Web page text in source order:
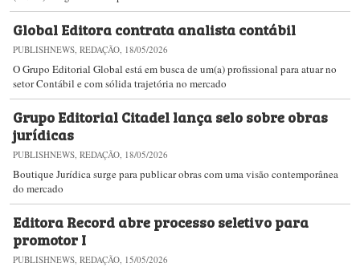
Global Editora contrata analista contábil
PUBLISHNEWS, REDAÇÃO, 18/05/2026
O Grupo Editorial Global está em busca de um(a) profissional para atuar no
setor Contábil e com sólida trajetória no mercado
Grupo Editorial Citadel lança selo sobre obras
jurídicas
PUBLISHNEWS, REDAÇÃO, 18/05/2026
Boutique Jurídica surge para publicar obras com uma visão contemporânea
do mercado
Editora Record abre processo seletivo para
promotor I
PUBLISHNEWS, REDAÇÃO, 15/05/2026